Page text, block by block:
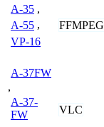
A-35 ,
A-55 ,
VP-16
FFMPEG
A-37FW
,
A-37-
FW
VLC